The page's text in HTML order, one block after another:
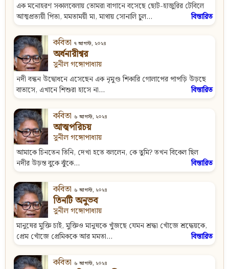
এক মনোহরণ সকালবেলায় তোমরা বাগানে বসেছে ছোট-হাজুরির টেবিলে
আত্মপ্রত্যয়ী পিতা, মমতাময়ী মা, মাথায় সোনালি চুল...
বিস্তারিত
কবিতা ৭ আগস্ট, ২০২৪
অর্ধনারীশ্বর
সুনীল গঙ্গোপাধ্যায়
নদী বন্ধন উদ্বোধনে এসেছেন এক নৃমুণ্ড শিকারি গোলাপের পাপড়ি উড়ছে
বাতাসে, এখানে শিশুরা হাসে না...
বিস্তারিত
কবিতা ৬ আগস্ট, ২০২৪
আত্মপরিচয়
সুনীল গঙ্গোপাধ্যায়
আমাকে চিনতেন তিনি, দেখা হতে বললেন, কে তুমি? তখন বিকেল ছিল
নদীর উড়ন্ত বুকে ঝুঁকে...
বিস্তারিত
কবিতা ৬ আগস্ট, ২০২৪
তিনটি অনুভব
সুনীল গঙ্গোপাধ্যায়
মানুষের মুক্তি চাই, মুক্তিও মানুষকে খুঁজছে যেমন শ্রদ্ধা খোঁজে শ্রদ্ধেয়কে,
প্রেম খোঁজে প্রেমিককে আর মমতা...
বিস্তারিত
কবিতা ৬ আগস্ট, ২০২৪